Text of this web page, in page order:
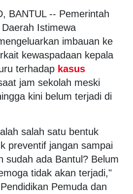
BANTUL -- Pemerintah
Istimewa
imbauan ke
kewaspadaan kepala
terhadap kasus
jam sekolah meski
kini belum terjadi di
salah satu bentuk
preventif jangan sampai
sudah ada Bantul? Belum
tidak akan terjadi,"
Pemuda dan